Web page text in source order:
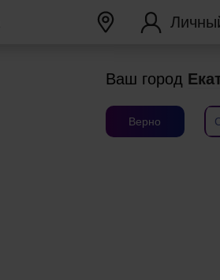
Ваш город
Верно